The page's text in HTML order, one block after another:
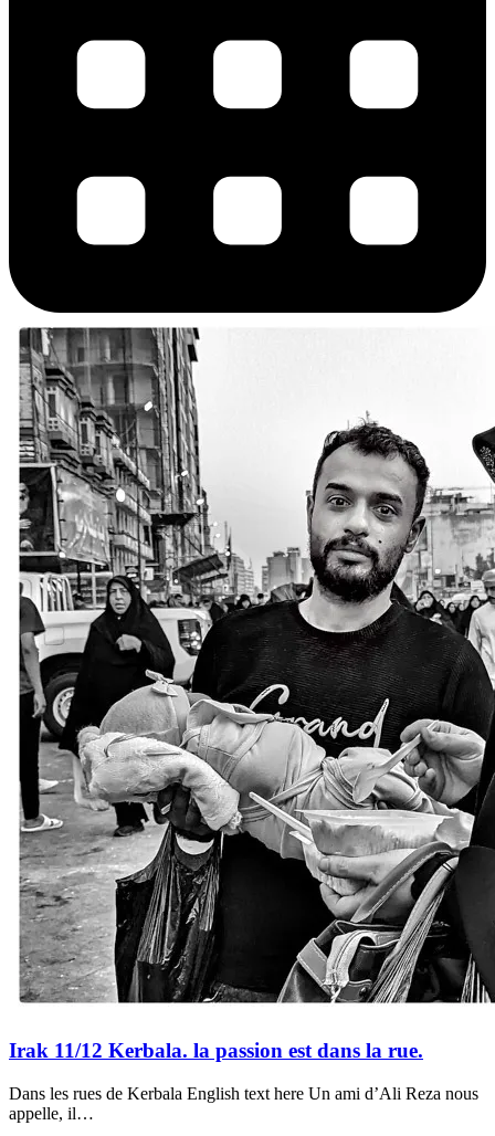
Irak 11/12 Kerbala. la passion est dans la rue.
Dans les rues de Kerbala English text here Un ami d’Ali Reza nous
appelle, il…